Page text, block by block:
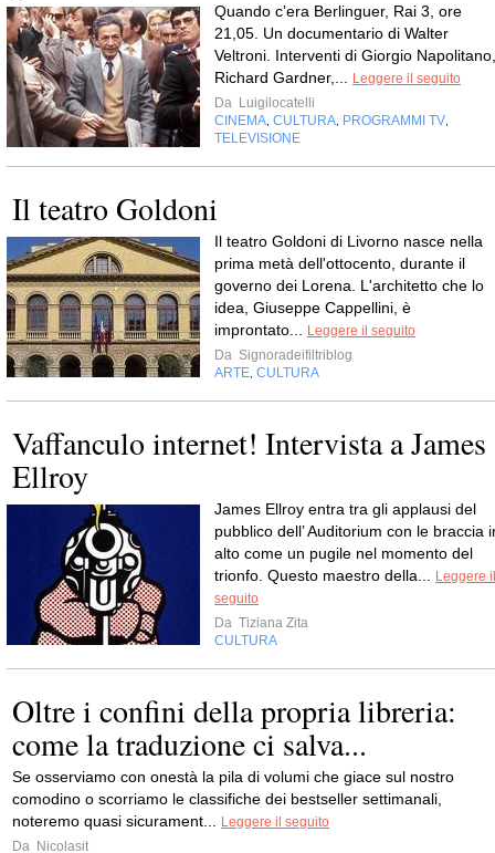
Quando c’era Berlinguer, Rai 3, ore
21,05. Un documentario di Walter
Veltroni. Interventi di Giorgio Napolitano,
Richard Gardner,...
Leggere il seguito
Da Luigilocatelli
CINEMA CULTURA PROGRAMMI TV
TELEVISIONE
Il teatro Goldoni
Il teatro Goldoni di Livorno nasce nella
prima metà dell'ottocento, durante il
governo dei Lorena. L'architetto che lo
idea, Giuseppe Cappellini, è
improntato...
Leggere il seguito
Da Signoradeifiltriblog
ARTE CULTURA
Vaffanculo internet! Intervista a James
Ellroy
James Ellroy entra tra gli applausi del
pubblico dell’ Auditorium con le braccia
alto come un pugile nel momento del
trionfo. Questo maestro della...
Leggere il
seguito
Da Tiziana Zita
CULTURA
Oltre i confini della propria libreria:
come la traduzione ci salva...
Se osserviamo con onestà la pila di volumi che giace sul nostro
comodino o scorriamo le classifiche dei bestseller settimanali,
noteremo quasi sicurament...
Leggere il seguito
Da Nicolasit